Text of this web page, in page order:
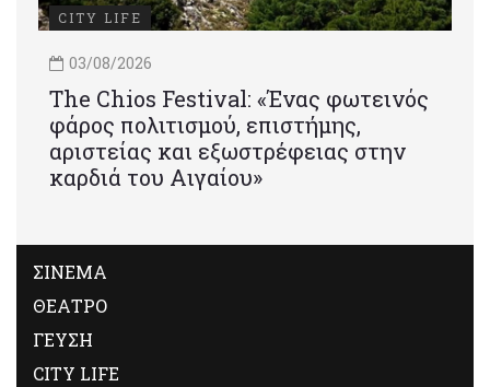
CITY LIFE
03/08/2026
Τhe Chios Festival: «Ένας φωτεινός
φάρος πολιτισμού, επιστήμης,
αριστείας και εξωστρέφειας στην
καρδιά του Αιγαίου»
ΣΙΝΕΜΑ
ΘΕΑΤΡΟ
ΓΕΥΣΗ
CITY LIFE